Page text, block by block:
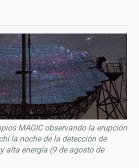
MAGIC observando la erupción
la noche de la detección de
alta energía (9 de agosto de